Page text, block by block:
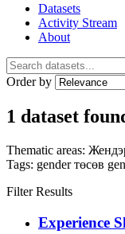
Datasets
Activity Stream
About
Order by
1 dataset
Thematic areas:
Tags: genderтөсөв
Filter Results
Experience